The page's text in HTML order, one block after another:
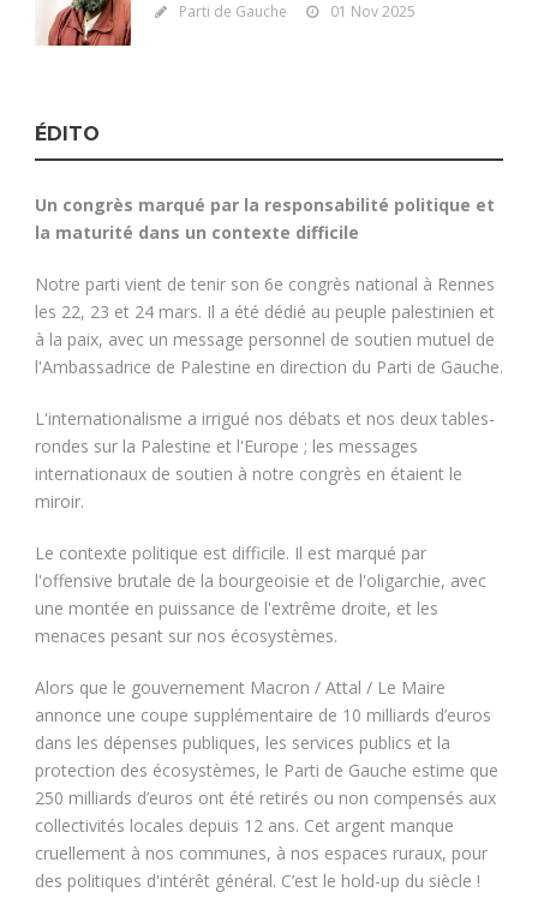
Parti de Gauche 01 Nov 2025
ÉDITO
Un congrès marqué par la responsabilité politique et
la maturité dans un contexte difficile
Notre parti vient de tenir son 6e congrès national à Rennes
les 22, 23 et 24 mars. Il a été dédié au peuple palestinien et
à la paix, avec un message personnel de soutien mutuel de
l'Ambassadrice de Palestine en direction du Parti de Gauche.
L'internationalisme a irrigué nos débats et nos deux tables-
rondes sur la Palestine et l'Europe ; les messages
internationaux de soutien à notre congrès en étaient le
miroir.
Le contexte politique est difficile. Il est marqué par
l'offensive brutale de la bourgeoisie et de l'oligarchie, avec
une montée en puissance de l'extrême droite, et les
menaces pesant sur nos écosystèmes.
Alors que le gouvernement Macron / Attal / Le Maire
annonce une coupe supplémentaire de 10 milliards d’euros
dans les dépenses publiques, les services publics et la
protection des écosystèmes, le Parti de Gauche estime que
250 milliards d’euros ont été retirés ou non compensés aux
collectivités locales depuis 12 ans. Cet argent manque
cruellement à nos communes, à nos espaces ruraux, pour
des politiques d'intérêt général. C’est le hold-up du siècle !